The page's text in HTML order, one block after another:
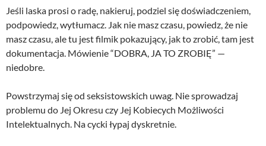
Jeśli laska prosi o radę, nakieruj, podziel się doświadczeniem,
podpowiedz, wytłumacz. Jak nie masz czasu, powiedz, że nie
masz czasu, ale tu jest filmik pokazujący, jak to zrobić, tam jest
dokumentacja. Mówienie “DOBRA, JA TO ZROBIĘ” —
niedobre.
Powstrzymaj się od seksistowskich uwag. Nie sprowadzaj
problemu do Jej Okresu czy Jej Kobiecych Możliwości
Intelektualnych. Na cycki łypaj dyskretnie.